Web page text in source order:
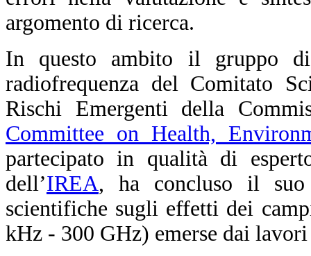
argomento di ricerca.
In questo ambito il gruppo
radiofrequenza del Comitato
Rischi Emergenti della
Committee on Health,
partecipato in qualità di
dell’IREA, ha concluso il suo
scientifiche sugli effetti dei
kHz - 300 GHz) emerse dai